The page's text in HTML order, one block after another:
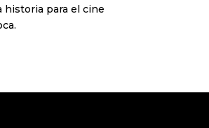
historia para el cine